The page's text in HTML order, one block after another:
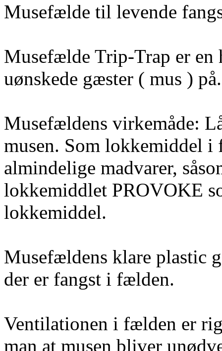
Musefælde til levende
Musefælde Trip-Trap er en
uønskede gæster ( mus ) på.
Musefældens virkemåde:
musen. Som lokkemiddel i
almindelige madvarer,
lokkemiddlet PROVOKE
lokkemiddel.
Musefældens klare plastic
der er fangst i fælden.
Ventilationen i fælden er
man at musen bliver